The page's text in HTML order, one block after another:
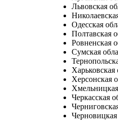
Львовская
Одесская
Полтавская
Ровненская
Сумская
Харьковская
Херсонская
Черкасская